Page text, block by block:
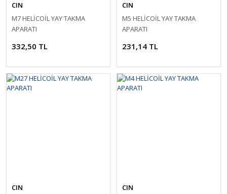
CIN
M7 HELİCOİL YAY TAKMA
APARATI
332,50 TL
CIN
M5 HELİCOİL YAY TAKMA
APARATI
231,14 TL
CIN
CIN